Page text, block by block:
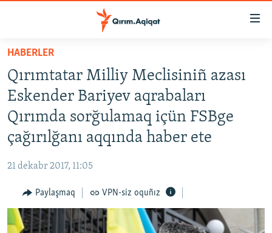
Esas
qaytmaq
Baş
navigatsiyağa
qaytmaq
Qıdıruvğa
SİYASET
İQTİSADİYAT
CEMİYET
İNSAN AQLARI
VİDEO
SÜRET
HABERLER
Qırımtatar Milliy Meclisiniñ azası
Eskender Bariyev aqrabaları
Qırımda sorğulamaq içün FSBge
çağırılğanı aqqında haber ete
21 dekabr 2017, 11:05
Paylaşmaq VPN-siz oquñız